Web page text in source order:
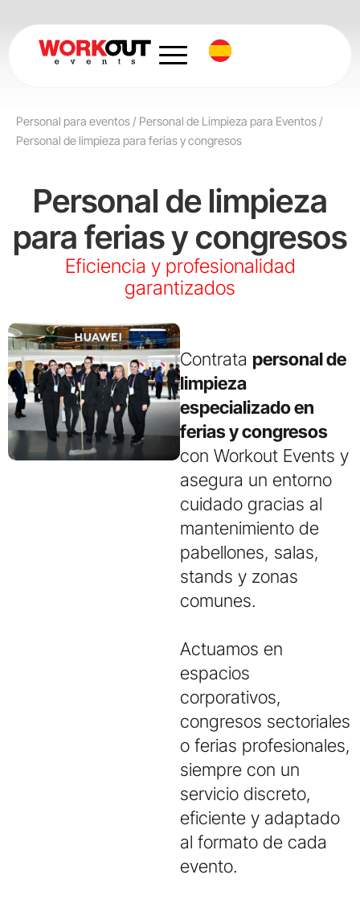
contenido
Personal para eventos/ Personal de Limpieza para Eventos/
Personal de limpieza para ferias y congresos
Personal de limpieza
para ferias y congresos
Eficiencia y profesionalidad
garantizados
Contrata personal de
limpieza
especializado en
ferias y congresos
con Workout Events y
asegura un entorno
cuidado gracias al
mantenimiento de
pabellones, salas,
stands y zonas
comunes.
Actuamos en
espacios
corporativos,
congresos sectoriales
o ferias profesionales,
siempre con un
servicio discreto,
eficiente y adaptado
al formato de cada
evento.